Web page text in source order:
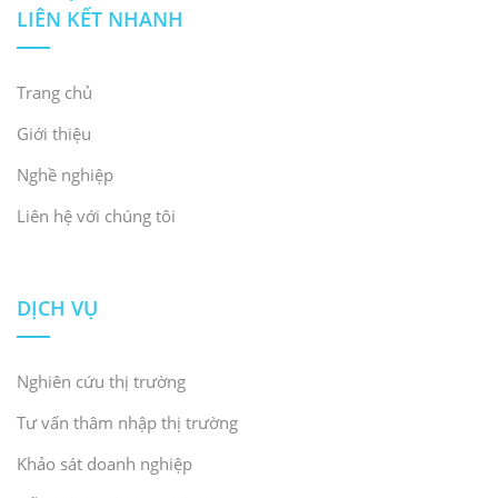
Nguồn:
Chính phủ cũng đã ban hành Quyết định số 1018/QĐ-
LIÊN KẾT NHANH
Trang chủ
Giới thiệu
Nghề nghiệp
Liên hệ với chúng tôi
DỊCH VỤ
Nghiên cứu thị trường
Tư vấn thâm nhập thị trường
Khảo sát doanh nghiệp